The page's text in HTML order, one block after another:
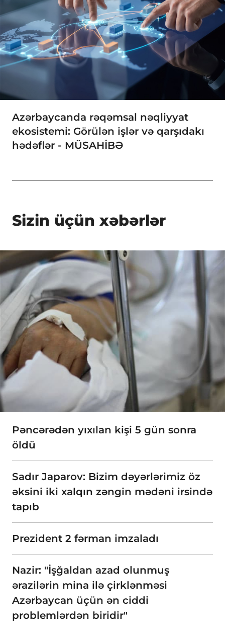
Azərbaycanda rəqəmsal nəqliyyat
ekosistemi: Görülən işlər və qarşıdakı
hədəflər - MÜSAHİBƏ
Sizin üçün xəbərlər
Pəncərədən yıxılan kişi 5 gün sonra
öldü
Sadır Japarov: Bizim dəyərlərimiz öz
əksini iki xalqın zəngin mədəni irsində
tapıb
Prezident 2 fərman imzaladı
Nazir: "İşğaldan azad olunmuş
ərazilərin mina ilə çirklənməsi
Azərbaycan üçün ən ciddi
problemlərdən biridir"